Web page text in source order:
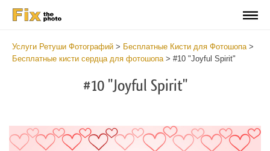
Услуги Ретуши Фотографий > Бесплатные Кисти для Фотошопа>
Бесплатные кисти сердца для фотошопа> #10 "Joyful Spirit"
#10 "Joyful Spirit"